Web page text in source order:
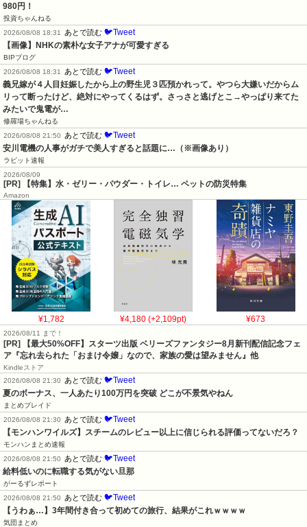
980円！
投資ちゃんねる
2026/08/08 18:31
あとで読む 🐦Tweet
【画像】NHKの素朴な女子アナが可愛すぎる
BIPブログ
2026/08/08 18:31
あとで読む 🐦Tweet
義兄嫁が４人目妊娠したから上の野生児３匹預かれって。やつら大嫌いだからム
リって断ったけど、絶対にやってくるはず。さっさと逃げとこ→やっぱり来てた
みたいで鬼電が…
修羅場ちゃんねる
2026/08/08 21:50
あとで読む 🐦Tweet
安川電機の人事がガチで美人すぎると話題に…（※画像あり）
ラビット速報
2026/08/09
[PR] 【特集】水・ゼリー・パウダー・トイレ… ペットの防災特集
Amazon
¥1,782 ¥4,180 (+2,109pt) ¥673
2026/08/11 まで！
[PR] 【最大50%OFF】スターツ出版 ベリーズファンタジー8月新刊配信記念フェ
ア『忘れ去られた「おまけ令嬢」なので、家族の愛は望みません』他
Kindleストア
2026/08/08 21:30
あとで読む 🐦Tweet
夏のボーナス、一人あたり100万円を突破 どこが不景気やねん
まとめブレイド
2026/08/08 21:30
あとで読む 🐦Tweet
【モンハンワイルズ】スチームのレビュー以上に信じられる評価ってないだろ？
モンハンまとめ速報
2026/08/08 21:50
あとで読む 🐦Tweet
給料低いのに転職する気がない旦那
がーるずレポート
2026/08/08 21:50
あとで読む 🐦Tweet
【うわぁ…】3年間付き合って初めての旅行、結果がこれｗｗｗｗ
気団まとめ